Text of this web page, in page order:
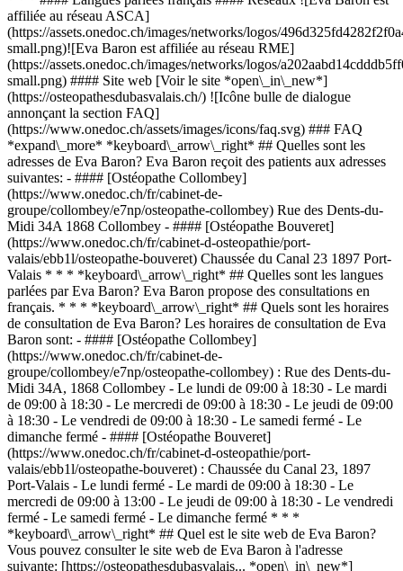
affiliée au réseau ASCA]
(https://assets.onedoc.ch/images/networks/logos/
small.png)![Eva Baron est affiliée au réseau RME]
(https://assets.onedoc.ch/images/networks/logos/
small.png) #### Site web [Voir le site *open\_in\_new*]
(https://osteopathesdubasvalais.ch/) ![Icône bulle de dialogue
annonçant la section FAQ]
(https://www.onedoc.ch/assets/images/icons/faq.svg) ### FAQ
*expand\_more* *keyboard\_arrow\_right* ## Quelles sont les
adresses de Eva Baron? Eva Baron reçoit des patients aux adresses
suivantes: - #### [Ostéopathe Collombey]
(https://www.onedoc.ch/fr/cabinet-de-
groupe/collombey/e7np/osteopathe-collombey) Rue des Dents-du-
Midi 34A 1868 Collombey - #### [Ostéopathe Bouveret]
(https://www.onedoc.ch/fr/cabinet-d-osteopathie/port-
valais/ebb1l/osteopathe-bouveret) Chaussée du Canal 23 1897 Port-
Valais * * * *keyboard\_arrow\_right* ## Quelles sont les langues
parlées par Eva Baron? Eva Baron propose des consultations en
français. * * * *keyboard\_arrow\_right* ## Quels sont les horaires
de consultation de Eva Baron? Les horaires de consultation de Eva
Baron sont: - #### [Ostéopathe Collombey]
(https://www.onedoc.ch/fr/cabinet-de-
groupe/collombey/e7np/osteopathe-collombey) : Rue des Dents-du-
Midi 34A, 1868 Collombey - Le lundi de 09:00 à 18:30 - Le mardi
de 09:00 à 18:30 - Le mercredi de 09:00 à 18:30 - Le jeudi de 09:00
à 18:30 - Le vendredi de 09:00 à 18:30 - Le samedi fermé - Le
dimanche fermé - #### [Ostéopathe Bouveret]
(https://www.onedoc.ch/fr/cabinet-d-osteopathie/port-
valais/ebb1l/osteopathe-bouveret) : Chaussée du Canal 23, 1897
Port-Valais - Le lundi fermé - Le mardi de 09:00 à 18:30 - Le
mercredi de 09:00 à 13:00 - Le jeudi de 09:00 à 18:30 - Le vendredi
fermé - Le samedi fermé - Le dimanche fermé * * *
*keyboard\_arrow\_right* ## Quel est le site web de Eva Baron?
Vous pouvez consulter le site web de Eva Baron à l'adresse
suivante: [https://osteopathesdubasvalais... *open\_in\_new*]